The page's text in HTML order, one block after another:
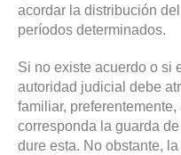
acordar la distribución
períodos determinados.
Si no existe acuerdo o si
autoridad judicial debe
familiar,
corresponda la guarda
dure esta. No obstante,